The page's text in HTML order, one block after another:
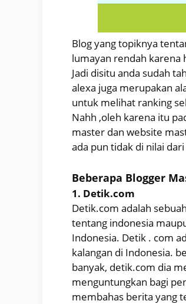
Blog yang topiknya
lumayan rendah karena
Jadi disitu anda sudah
alexa juga merupakan
untuk melihat ranking
Nahh ,oleh karena itu
master dan website
ada pun tidak di nilai
Beberapa Blogger
1. Detik.com
Detik.com adalah
tentang indonesia
Indonesia. Detik . com
kalangan di Indonesia.
banyak, detik.com dia
menguntungkan bagi
membahas berita yang